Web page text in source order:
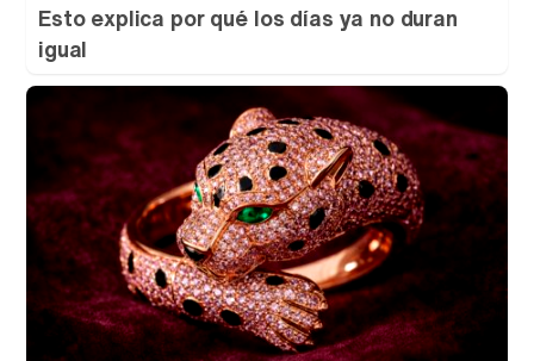
Esto explica por qué los días ya no duran
igual